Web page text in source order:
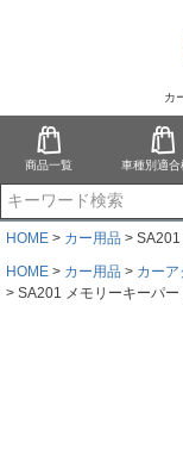
カ
商品一覧 車種別適合
HOME カー用品
SA201
HOME
カー用品 カーア
SA201 メモリーキーパー